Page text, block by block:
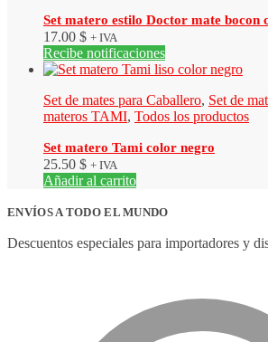
Set matero estilo Doctor mate bocon
17.00 $ + IVA
Recibe notificaciones
Set de mates para Caballero, Set de
materos TAMI, Todos los productos
Set matero Tami color negro
25.50 $ + IVA
Añadir al carrito
ENVÍOS A TODO EL MUNDO
Descuentos especiales para importadores y